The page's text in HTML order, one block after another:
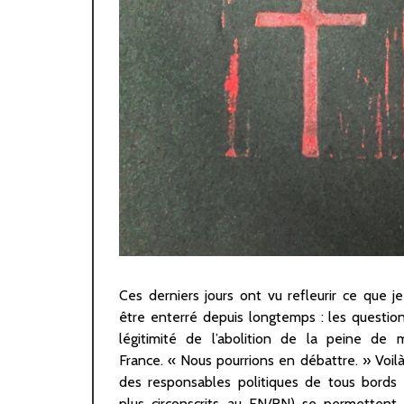
Ces derniers jours ont vu refleurir ce que
être enterré depuis longtemps : les
légitimité de l’abolition de la peine de
France. « Nous pourrions en débattre. »
des responsables politiques de tous
n’ôte rien à ce qui a eu lieu: des
politiques hors du champ de l’extrême
touché à ce qui est aujourd’hui un tabou.
me diront certains. Les tabous, la morale, les
seraient devenus des termes honteux et